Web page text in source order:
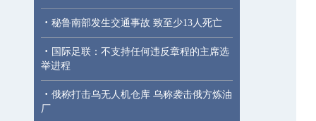
· 秘鲁南部发生交通事故 致至少13人死亡
· 国际足联：不支持任何违反章程的主席选
举进程
· 俄称打击乌无人机仓库 乌称袭击俄方炼油
厂